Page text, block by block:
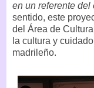
en un referente del
sentido, este
del Área de
la cultura y
madrileño.